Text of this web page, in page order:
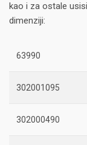
kao i za ostale
dimenziji:
63990
302001095
302000490